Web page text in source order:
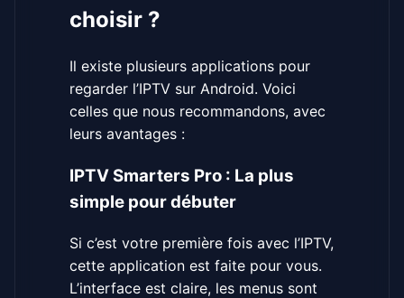
choisir ?
Il existe plusieurs applications pour
regarder l’IPTV sur Android. Voici
celles que nous recommandons, avec
leurs avantages :
IPTV Smarters Pro : La plus
simple pour débuter
Si c’est votre première fois avec l’IPTV,
cette application est faite pour vous.
L’interface est claire, les menus sont